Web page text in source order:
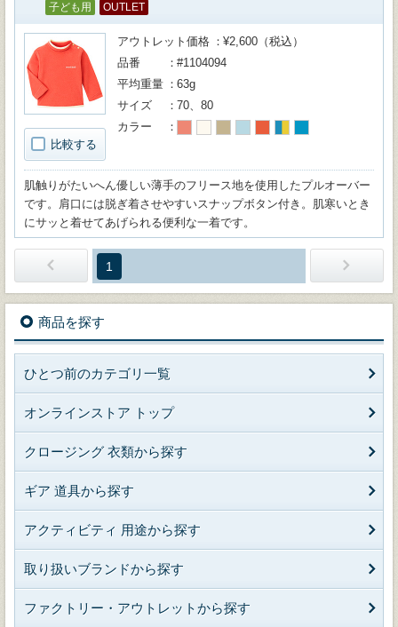
子ども用 OUTLET
比較する
アウトレット価格
¥2,600（税込）
品番
#1104094
平均重量
63g
サイズ
70、80
カラー
肌触りがたいへん優しい薄手のフリース地を使用したプルオーバー
です。肩口には脱ぎ着させやすいスナップボタン付き。肌寒いとき
にサッと着せてあげられる便利な一着です。
1
商品を探す
ひとつ前のカテゴリ一覧
オンラインストア トップ
クロージング 衣類から探す
ギア 道具から探す
アクティビティ 用途から探す
取り扱いブランドから探す
ファクトリー・アウトレットから探す